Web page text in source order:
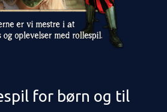
for børn og til